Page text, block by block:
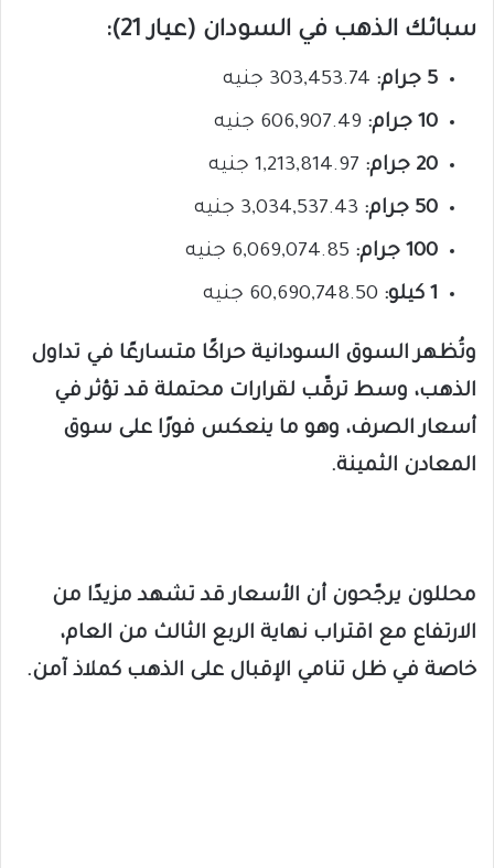
سبائك الذهب في السودان (عيار 21):
5 جرام:
10 جرام:
20 جرام:
50 جرام:
100 جرام:
1 كيلو:
وتُظهر السوق السودانية حراكًا متسارعًا في تداول
الذهب، وسط ترقّب لقرارات محتملة قد تؤثر في
أسعار الصرف، وهو ما ينعكس فورًا على سوق
المعادن الثمينة.
محللون يرجّحون أن الأسعار قد تشهد مزيدًا من
الارتفاع مع اقتراب نهاية الربع الثالث من العام،
خاصة في ظل تنامي الإقبال على الذهب كملاذ آمن.